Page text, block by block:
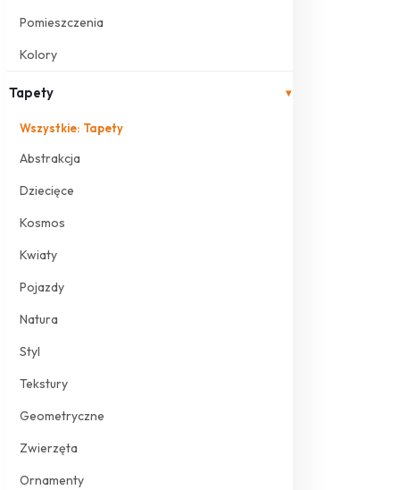
Pomieszczenia
Kolory
Tapety ▾
Wszystkie: Tapety
Abstrakcja
Dziecięce
Kosmos
Kwiaty
Pojazdy
Natura
Styl
Tekstury
Geometryczne
Zwierzęta
Ornamenty